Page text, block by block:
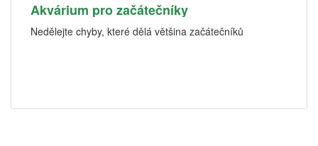
Akvárium pro začátečníky
Nedělejte chyby, které dělá většina začátečníků